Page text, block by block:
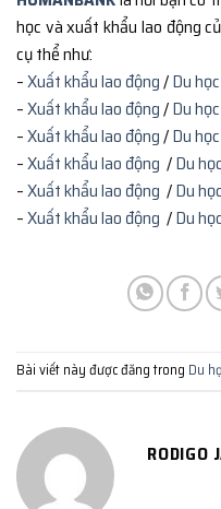
học và xuất khẩu lao động
cụ thể như:
–Xuất khẩu lao động/Du
–Xuất khẩu lao động/Du
–Xuất khẩu lao động/Du
–Xuất khẩu lao động /Du
–Xuất khẩu lao động /Du
–Xuất khẩu lao động /Du
Bài viết này được đăng trong Du
RODIGO